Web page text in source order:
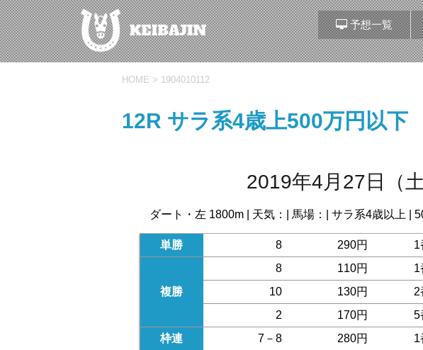
予想一覧
HOME > 1904010112
12R サラ系4歳上500万円以下
2019年4月27日（
ダート・左 1800m | 天気：| 馬場：| サラ系4歳以上 |
単勝 8 290円 1
複勝
8 110円
1
10
130円
2
2
170円
5
枠連
7－8 280円
1